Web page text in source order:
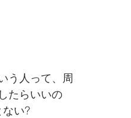
う人って、周
たらいいの
い?